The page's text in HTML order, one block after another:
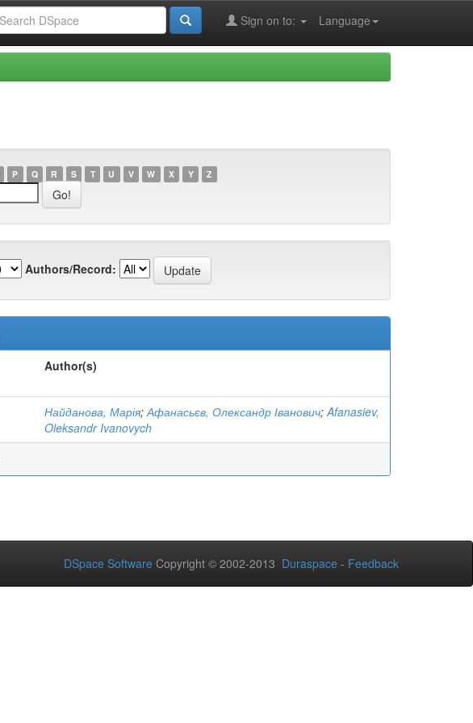
Language
Sign on to:
P Q R S T U V W X Y Z
Authors/Record:
Author(s)
Найданова, Марія;Афанасьєв, Олександр Іванович;Afanasiev,
Oleksandr Ivanovych
DSpace Software Copyright © 2002-2013 Duraspace - Feedback